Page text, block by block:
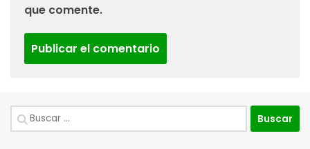
que comente.
Buscar: